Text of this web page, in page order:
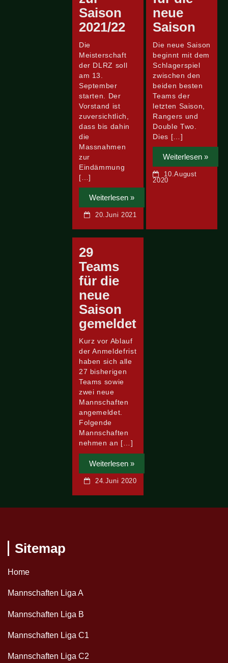
Saison
2021/22
Die
Meisterschaft
der DLRZ soll
am 13.
September
starten. Der
Vorstand ist
zuversichtlich,
dass bis dahin
die
Massnahmen
zur
Eindämmung
[…]
Weiterlesen »
20.Juni 2021
neue
Saison
Die neue Saison
beginnt mit dem
Schlagerspiel
zwischen den
beiden besten
Teams der
letzten Saison,
Rangers und
Double Two.
Dies […]
Weiterlesen »
10.August
2020
29
Teams
für die
neue
Saison
gemeldet
Kurz vor Ablauf
der Anmeldefrist
haben sich alle
27 bisherigen
Teams sowie
zwei neue
Mannschaften
angemeldet.
Folgende
Mannschaften
nehmen an […]
Weiterlesen »
24.Juni 2020
Sitemap
Home
Mannschaften Liga A
Mannschaften Liga B
Mannschaften Liga C1
Mannschaften Liga C2